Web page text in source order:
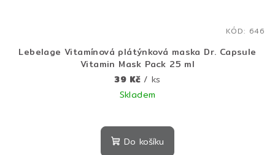
Lebelage Vitamínová plátýnková maska Dr. Capsule
Vitamin Mask Pack 25 ml
39 Kč / ks
Skladem
Do košíku
KÓD: 646